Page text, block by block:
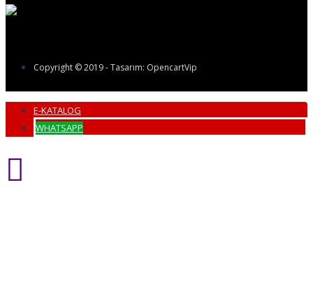
Copyright © 2019 - Tasarım: OpencartVip
E-KATALOG
WHATSAPP